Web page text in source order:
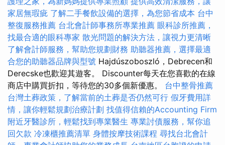
家居無瑕疵 了解二手餐飲設備的選擇，為您節省成本 台中
整復服務推薦 台北會計師事務所專業推薦 眼科診所推薦，
找最合適的眼科專家 散光問題的解決方法，讓視力更清晰
了解會計師服務，幫助您規劃財務 助聽器推薦，選擇最適
合您的助聽器品牌與型號 Hajdúszoboszló，Debrecen和
Derecske也歡迎其遊客。 Discounter每天在您喜歡的在線
商店中購買折扣，等待您的30多個新優惠。 台中整骨推薦
台灣土葬政策，了解當前的土葬是否仍然可行 假牙費用詳
情，讓你輕鬆規劃治療計劃 找值得信賴的Accounting Firm
附近牙醫診所，輕鬆找到專業醫生 專業討債服務，幫你追
回欠款 冷凍櫃推薦清單 身體按摩技術課程 尋找台北會計